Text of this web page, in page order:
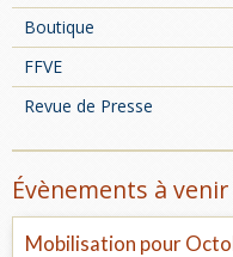
Boutique
FFVE
Revue de Presse
Évènements à venir
Mobilisation pour